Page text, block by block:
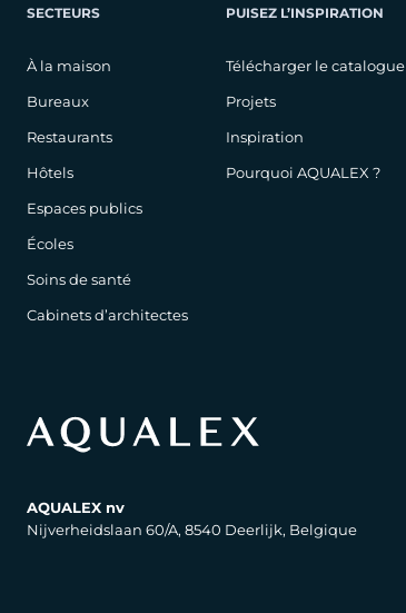
SECTEURS
À la maison
Bureaux
Restaurants
Hôtels
Espaces publics
Écoles
Soins de santé
Cabinets d’architectes
PUISEZ L’INSPIRATION
Télécharger le catalogue
Projets
Inspiration
Pourquoi AQUALEX ?
AQUALEX nv
Nijverheidslaan 60/A, 8540 Deerlijk, Belgique